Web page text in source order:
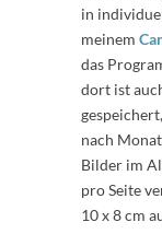
in
meinem
das
dort ist
nach
Bilder im
pro Seite
10 x 8 cm